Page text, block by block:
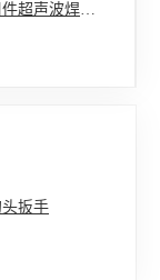
超声波焊接
扳手